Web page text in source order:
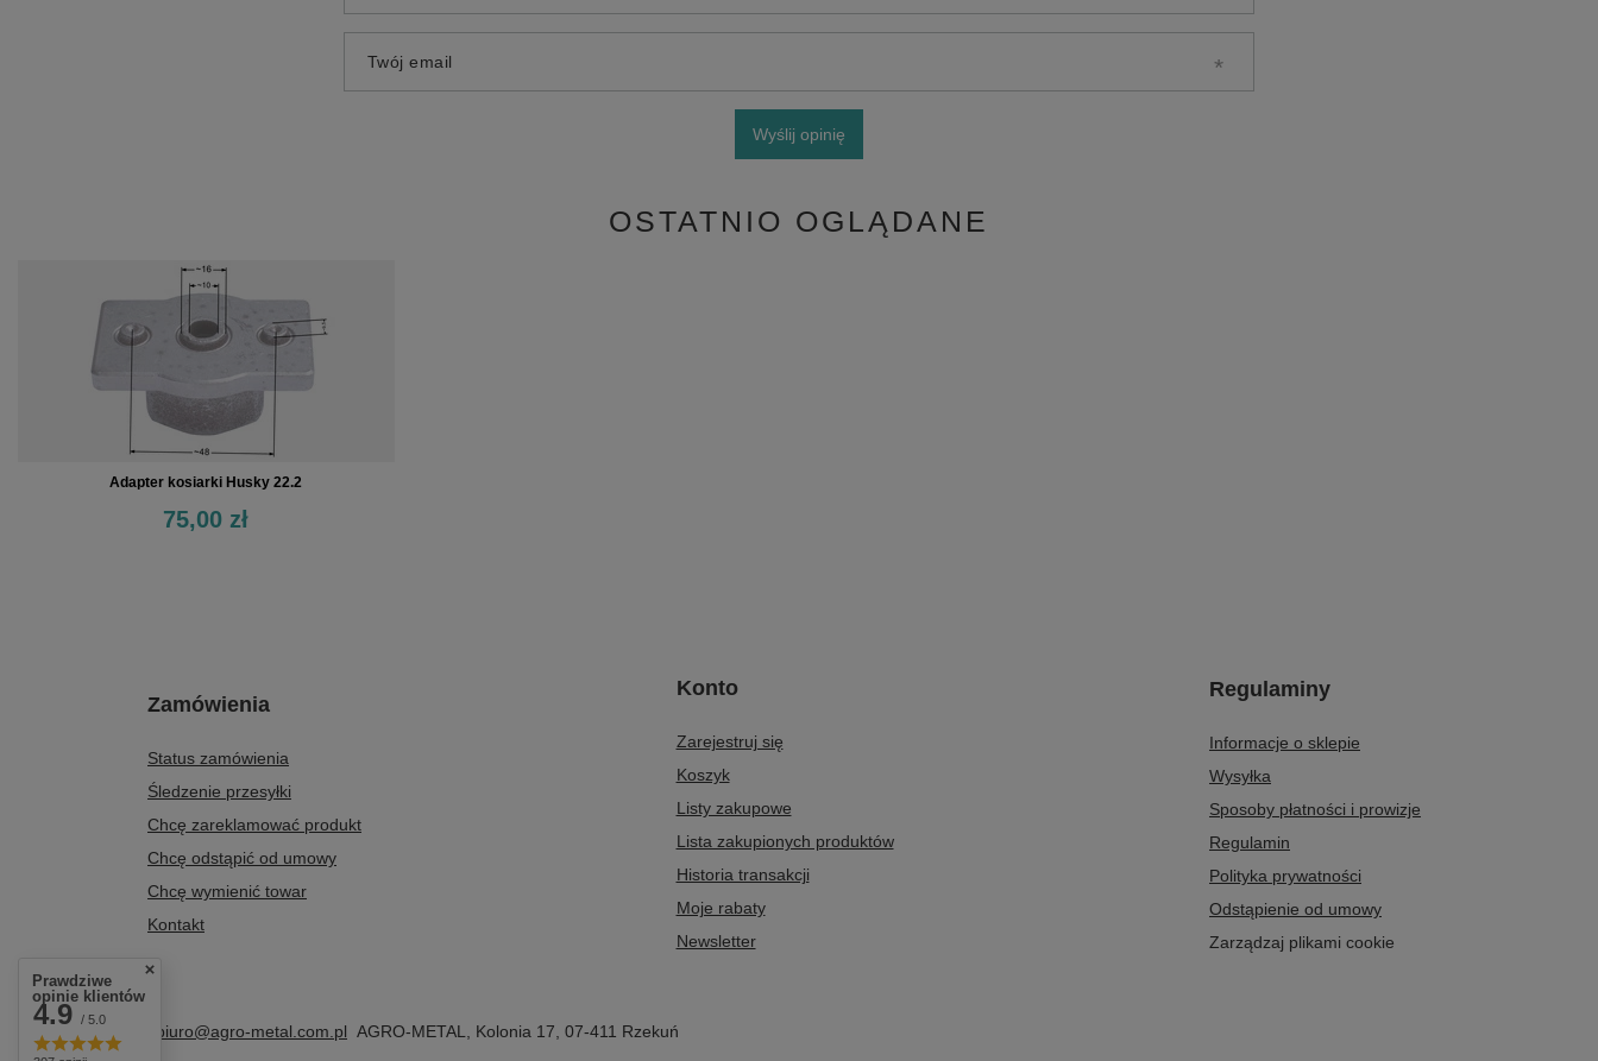
Twój email
Wyślij opinię
OSTATNIO OGLĄDANE
Adapter kosiarki Husky 22.2
75,00 zł
Zamówienia
Status zamówienia
Śledzenie przesyłki
Chcę zareklamować produkt
Chcę odstąpić od umowy
Chcę wymienić towar
Kontakt
Konto
Zarejestruj się
Koszyk
Listy zakupowe
Lista zakupionych produktów
Historia transakcji
Moje rabaty
Newsletter
Regulaminy
Informacje o sklepie
Wysyłka
Sposoby płatności i prowizje
Regulamin
Polityka prywatności
Odstąpienie od umowy
Zarządzaj plikami cookie
+48 604 284 876 biuro@agro-metal.com.pl AGRO-METAL Kolonia 17 07-411 Rzekuń
Prawdziwe
opinie klientów
4.9 / 5.0